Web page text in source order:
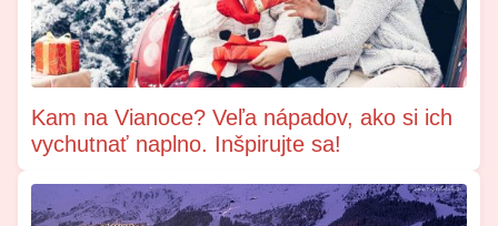
Kam na Vianoce? Veľa nápadov, ako si ich
vychutnať naplno. Inšpirujte sa!